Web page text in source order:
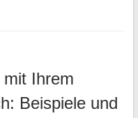
Ihrem
Beispiele und